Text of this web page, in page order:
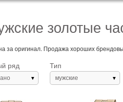
золотые
за оригинал. Продажа хороших
ряд Тип
мужские